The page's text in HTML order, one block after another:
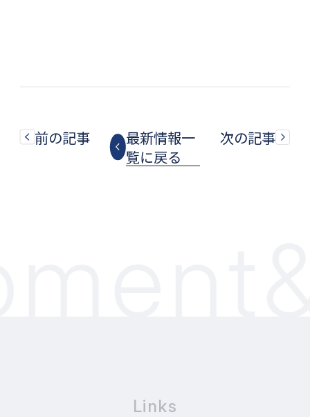
前の記事
最新情報一
覧に戻る
次の記事
Links